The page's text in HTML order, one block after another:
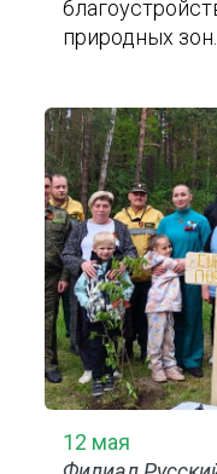
природных зон.
12 мая